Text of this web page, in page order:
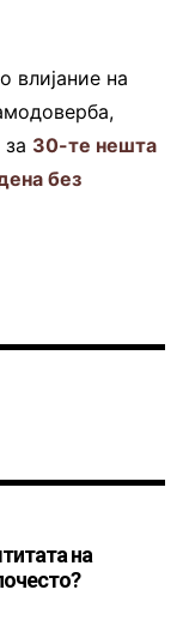
влијание на
30-те нешта
без
на